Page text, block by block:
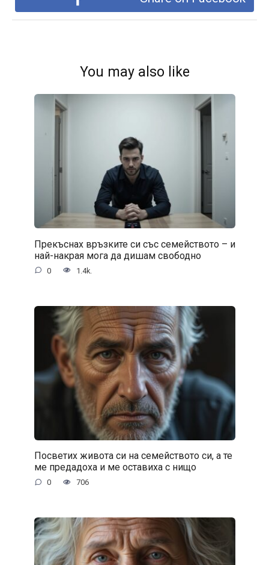
You may also like
Прекъснах връзките си със семейството – и
най-накрая мога да дишам свободно
0 1.4k.
Посветих живота си на семейството си, а те
ме предадоха и ме оставиха с нищо
0 706